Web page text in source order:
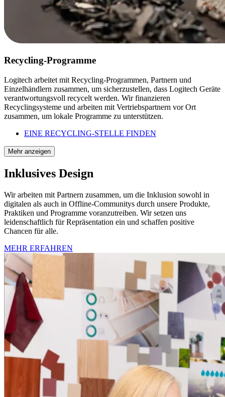
Recycling-Programme
Logitech arbeitet mit Recycling-Programmen, Partnern und
Einzelhändlern zusammen, um sicherzustellen, dass Logitech Geräte
verantwortungsvoll recycelt werden. Wir finanzieren
Recyclingsysteme und arbeiten mit Vertriebspartnern vor Ort
zusammen, um lokale Programme zu unterstützen.
EINE RECYCLING-STELLE FINDEN
Mehr anzeigen
Inklusives Design
Wir arbeiten mit Partnern zusammen, um die Inklusion sowohl in
digitalen als auch in Offline-Communitys durch unsere Produkte,
Praktiken und Programme voranzutreiben. Wir setzen uns
leidenschaftlich für Repräsentation ein und schaffen positive
Chancen für alle.
MEHR ERFAHREN